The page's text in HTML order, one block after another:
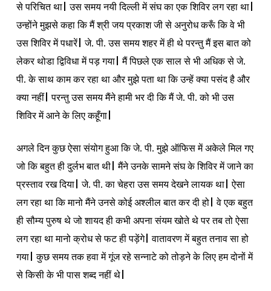
से परिचित था| उस समय नयी दिल्ली में संघ का एक शिविर लग रहा था|
उन्होंने मुझसे कहा कि मैं श्री जय प्रकाश जी से अनुरोध करूँ कि वे भी
उस शिविर में पधारें| जे. पी. उस समय शहर में ही थे परन्तु मैं इस बात को
लेकर थोडा द्विविधा में पड़ गया| मैं पिछले एक साल से भी अधिक से जे.
पी. के साथ काम कर रहा था और मुझे पता था कि उन्हें क्या पसंद है और
क्या नहीं| परन्तु उस समय मैंने हामी भर दी कि मैं जे. पी. को भी उस
शिविर में आने के लिए कहूँगा|
अगले दिन कुछ ऐसा संयोग हुआ कि जे. पी. मुझे ऑफिस में अकेले मिल गए
जो कि बहुत ही दुर्लभ बात थी| मैंने उनके सामने संघ के शिविर में जाने का
प्रस्ताव रख दिया| जे. पी. का चेहरा उस समय देखने लायक था| ऐसा
लग रहा था कि मानो मैंने उनसे कोई अश्लील बात कर दी हो| वे एक बहुत
ही सौम्य पुरुष थे जो शायद ही कभी अपना संयम खोते थे पर तब तो ऐसा
लग रहा था मानो क्रोध से फट ही पड़ेंगे| वातावरण में बहुत तनाव सा हो
गया| कुछ समय तक हवा में गूंज रहे सन्नाटे को तोड़ने के लिए हम दोनों में
से किसी के भी पास शब्द नहीं थे|